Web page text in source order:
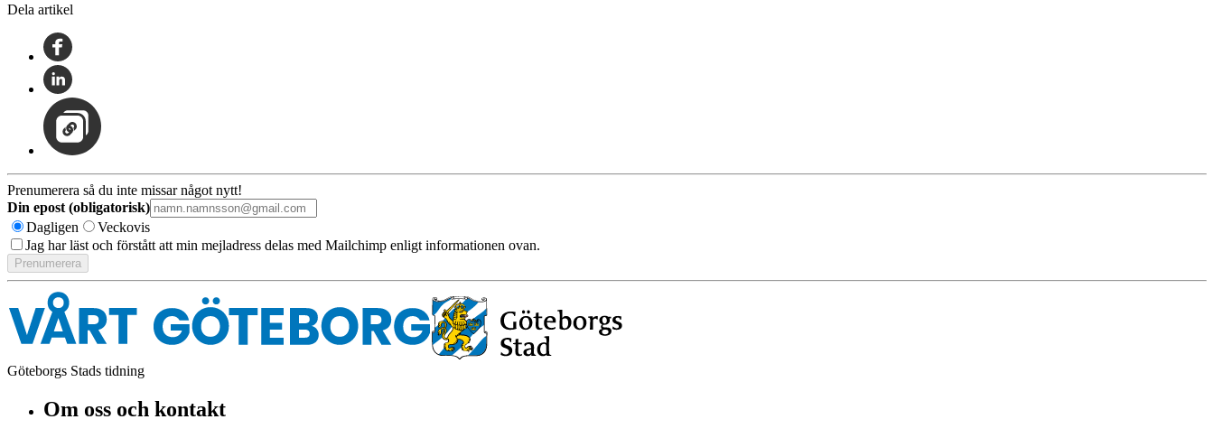
Dela artikel
Prenumerera så du inte missar något nytt!
Din epost (obligatorisk)
Dagligen
Veckovis
Jag har läst och förstått att min mejladress delas med Mailchimp enligt informationen ovan.
Göteborgs Stads tidning
Om oss och kontakt